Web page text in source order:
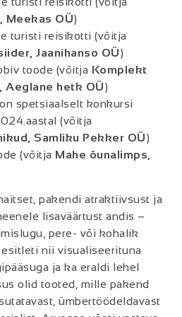
Meekas OÜ)
turisti reisikotti (võitja
Jaanihanso OÜ)
toode (võitja Komplekt
Aeglane hetk OÜ)
spetsiaalselt konkursi
(võitja
Samliku Pekker OÜ)
(võitja Mahe õunalimps,
pakendi atraktiivsust ja
lisaväärtust andis –
pere- või kohalik
nii visualiseerituna
ja ka eraldi lehel
olid tooted, mille pakend
ümbertöödeldavast